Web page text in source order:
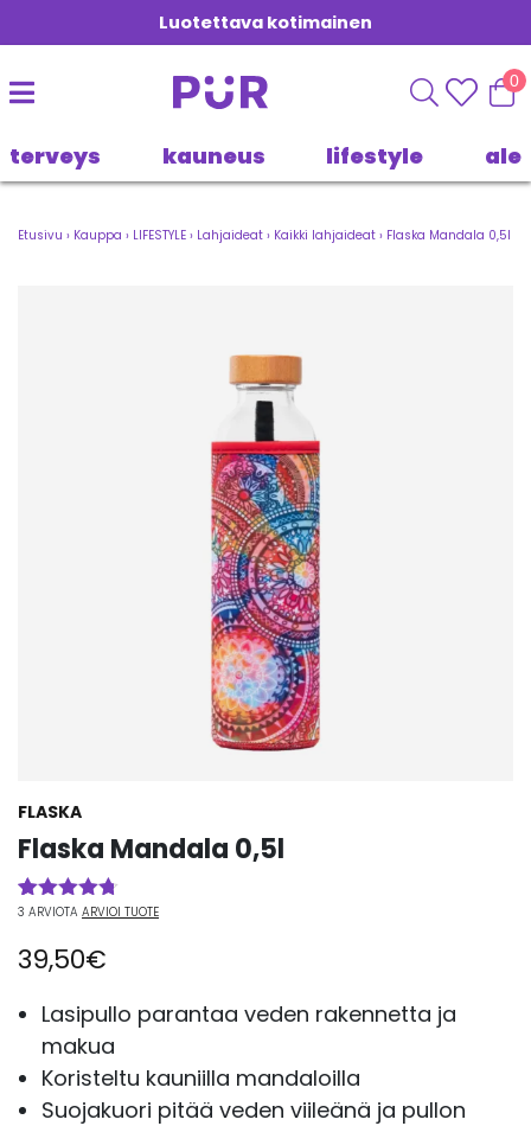
Luotettava kotimainen
0
terveys kauneus lifestyle ale
Etusivu › Kauppa › LIFESTYLE › Lahjaideat › Kaikki lahjaideat › Flaska Mandala 0,5l
FLASKA
Flaska Mandala 0,5l
Arvio4.67
perustuen
3
asiakkaan
3 ARVIOTA ARVIOI TUOTE
39,50€
Lasipullo parantaa veden rakennetta ja
makua
Koristeltu kauniilla mandaloilla
Suojakuori pitää veden viileänä ja pullon